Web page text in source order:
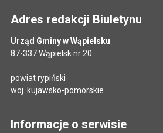
Adres redakcji Biuletynu
Urząd Gminy w Wąpielsku
87-337 Wąpielsk nr 20
powiat rypiński
woj. kujawsko-pomorskie
Informacje o serwisie